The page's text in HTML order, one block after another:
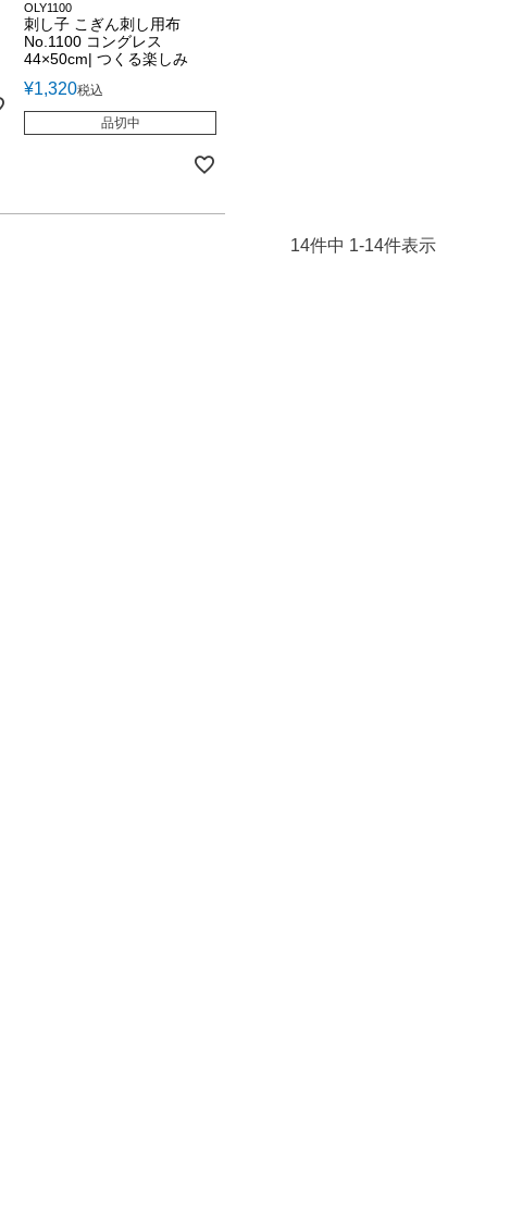
OLY1100
刺し子 こぎん刺し用布
No.1100 コングレス
44×50cm| つくる楽しみ
¥1,320税込
品切中
14件中 1-14件表示